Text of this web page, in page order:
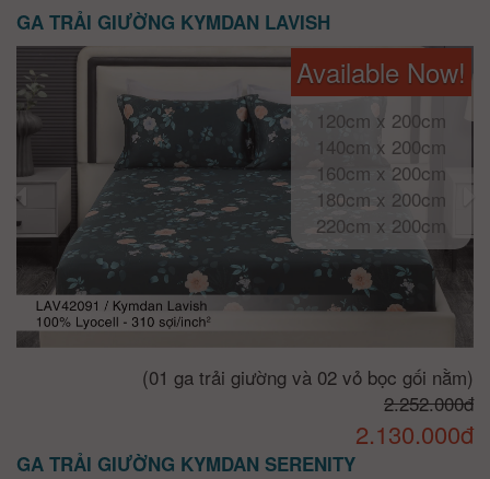
GA TRẢI GIƯỜNG KYMDAN LAVISH
Available Now!
120cm x 200cm
140cm x 200cm
160cm x 200cm
180cm x 200cm
220cm x 200cm
(01 ga trải giường và 02 vỏ bọc gối nằm)
2.252.000đ
2.130.000đ
GA TRẢI GIƯỜNG KYMDAN SERENITY